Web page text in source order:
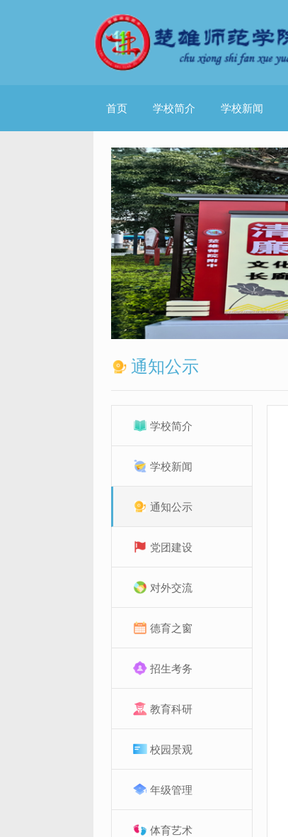
首页 学校简介 学校新闻
通知公示
学校简介
学校新闻
通知公示
党团建设
对外交流
德育之窗
招生考务
教育科研
校园景观
年级管理
体育艺术